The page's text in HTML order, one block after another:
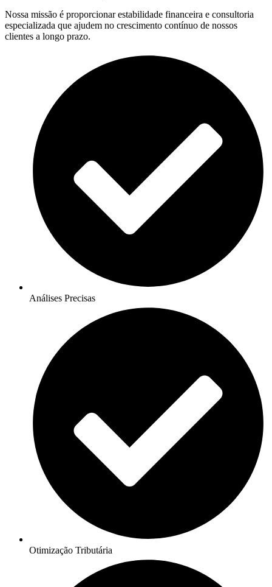
Nossa missão é proporcionar estabilidade financeira e consultoria
especializada que ajudem no crescimento contínuo de nossos
clientes a longo prazo.
Análises Precisas
Otimização Tributária